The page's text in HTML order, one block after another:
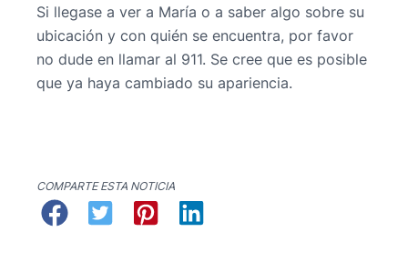
Si llegase a ver a María o a saber algo sobre su
ubicación y con quién se encuentra, por favor
no dude en llamar al 911. Se cree que es posible
que ya haya cambiado su apariencia.
COMPARTE ESTA NOTICIA